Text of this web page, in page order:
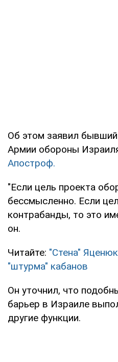
Об этом заявил
Армии обороны
Апостроф.
"Если цель проекта
бессмысленно. Если
контрабанды, то это
он.
Читайте: "Стена"
"штурма" кабанов
Он уточнил, что
барьер в Израиле
другие функции.